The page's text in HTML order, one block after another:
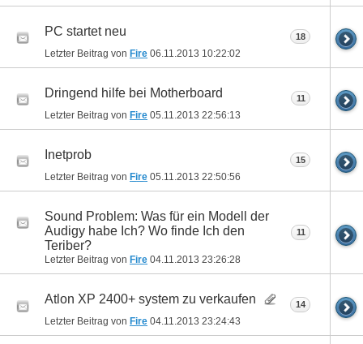
PC startet neu
Letzter Beitrag von Fire 06.11.2013 10:22:02
18
Dringend hilfe bei Motherboard
Letzter Beitrag von Fire 05.11.2013 22:56:13
11
Inetprob
Letzter Beitrag von Fire 05.11.2013 22:50:56
15
Sound Problem: Was für ein Modell der
Audigy habe Ich? Wo finde Ich den
Teriber?
Letzter Beitrag von Fire 04.11.2013 23:26:28
11
Atlon XP 2400+ system zu verkaufen
Letzter Beitrag von Fire 04.11.2013 23:24:43
14